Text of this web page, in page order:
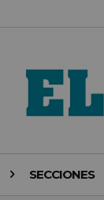
SECCIONES